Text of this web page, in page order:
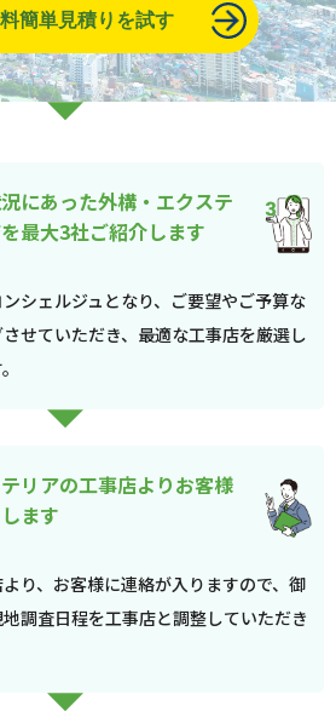
簡単見積りを試す
にあった外構・エクステ
最大3社ご紹介します
シェルジュとなり、ご要望やご予算な
せていただき、最適な工事店を厳選し
リアの工事店よりお客様
ます
り、お客様に連絡が入りますので、御
調査日程を工事店と調整していただき